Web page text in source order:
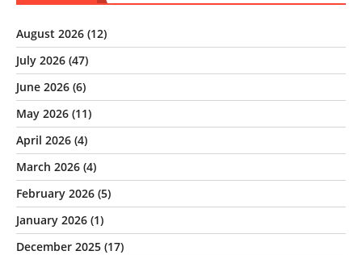
August 2026 (12)
July 2026 (47)
June 2026 (6)
May 2026 (11)
April 2026 (4)
March 2026 (4)
February 2026 (5)
January 2026 (1)
December 2025 (17)